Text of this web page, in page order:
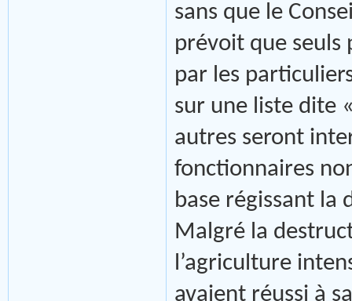
sans que le
prévoit que seuls
par les
sur une liste dite
autres seront
fonctionnaires
base régissant la
Malgré la
l’agriculture
avaient réussi à